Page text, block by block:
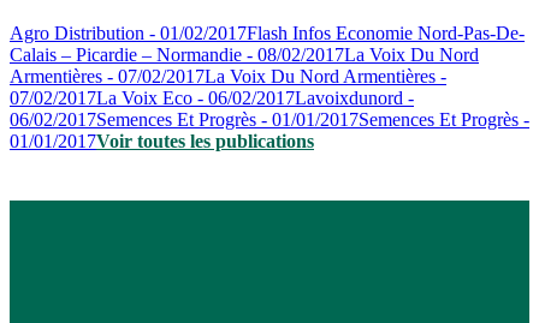
Agro Distribution - 01/02/2017Flash Infos Economie Nord-Pas-De-
Calais – Picardie – Normandie - 08/02/2017La Voix Du Nord
Armentières - 07/02/2017La Voix Du Nord Armentières -
07/02/2017La Voix Eco - 06/02/2017Lavoixdunord -
06/02/2017Semences Et Progrès - 01/01/2017Semences Et Progrès -
01/01/2017Voir toutes les publications